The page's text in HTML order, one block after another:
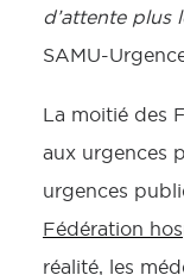
d’attente plus
SAMU-
La moitié des
aux urgences
urgences
Fédération
réalité, les